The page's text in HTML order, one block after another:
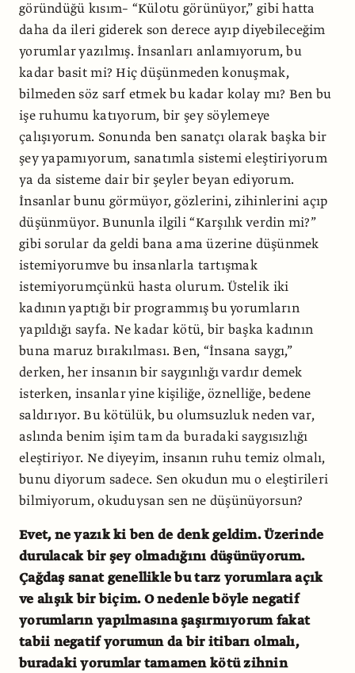
göründüğü kısım– “Külotu görünüyor,” gibi hatta
daha da ileri giderek son derece ayıp diyebileceğim
yorumlar yazılmış. İnsanları anlamıyorum, bu
kadar basit mi? Hiç düşünmeden konuşmak,
bilmeden söz sarf etmek bu kadar kolay mı? Ben bu
işe ruhumu katıyorum, bir şey söylemeye
çalışıyorum. Sonunda ben sanatçı olarak başka bir
şey yapamıyorum, sanatımla sistemi eleştiriyorum
ya da sisteme dair bir şeyler beyan ediyorum.
İnsanlar bunu görmüyor, gözlerini, zihinlerini açıp
düşünmüyor. Bununla ilgili “Karşılık verdin mi?”
gibi sorular da geldi bana ama üzerine düşünmek
istemiyorumve bu insanlarla tartışmak
istemiyorumçünkü hasta olurum. Üstelik iki
kadının yaptığı bir programmış bu yorumların
yapıldığı sayfa. Ne kadar kötü, bir başka kadının
buna maruz bırakılması. Ben, “İnsana saygı,”
derken, her insanın bir saygınlığı vardır demek
isterken, insanlar yine kişiliğe, öznelliğe, bedene
saldırıyor. Bu kötülük, bu olumsuzluk neden var,
aslında benim işim tam da buradaki saygısızlığı
eleştiriyor. Ne diyeyim, insanın ruhu temiz olmalı,
bunu diyorum sadece. Sen okudun mu o eleştirileri
bilmiyorum, okuduysan sen ne düşünüyorsun?
Evet, ne yazık ki ben de denk geldim. Üzerinde
durulacak bir şey olmadığını düşünüyorum.
Çağdaş sanat genellikle bu tarz yorumlara açık
ve alışık bir biçim. O nedenle böyle negatif
yorumların yapılmasına şaşırmıyorum fakat
tabii negatif yorumun da bir itibarı olmalı,
buradaki yorumlar tamamen kötü zihnin